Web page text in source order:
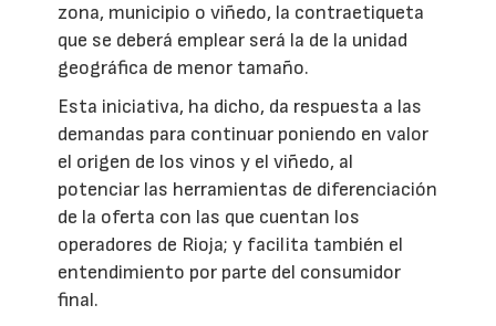
zona, municipio o viñedo, la contraetiqueta
que se deberá emplear será la de la unidad
geográfica de menor tamaño.
Esta iniciativa, ha dicho, da respuesta a las
demandas para continuar poniendo en valor
el origen de los vinos y el viñedo, al
potenciar las herramientas de diferenciación
de la oferta con las que cuentan los
operadores de Rioja; y facilita también el
entendimiento por parte del consumidor
final.